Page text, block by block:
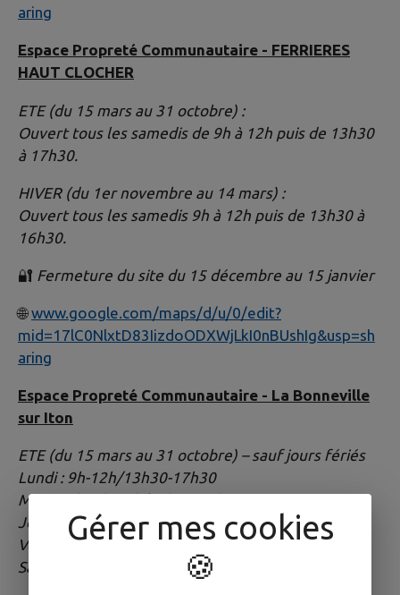
aring
Espace Propreté Communautaire - FERRIERES
HAUT CLOCHER
ETE (du 15 mars au 31 octobre) :
Ouvert tous les samedis de 9h à 12h puis de 13h30
à 17h30.
HIVER (du 1er novembre au 14 mars) :
Ouvert tous les samedis 9h à 12h puis de 13h30 à
16h30.
🔐 Fermeture du site du 15 décembre au 15 janvier
🌐www.google.com/maps/d/u/0/edit?
mid=17lC0NlxtD83IizdoODXWjLkI0nBUshIg&usp=sh
aring
Espace Propreté Communautaire - La Bonneville
sur Iton
ETE (du 15 mars au 31 octobre) – sauf jours fériés
Lundi : 9h-12h/13h30-17h30
Mercredi : 9h-12h/13h30-17h30
Jeudi : 13h30-17h30
Vendredi : 13h30-17h30
Samedi : 9h-12h/13h30-17h30
Gérer mes cookies
🍪